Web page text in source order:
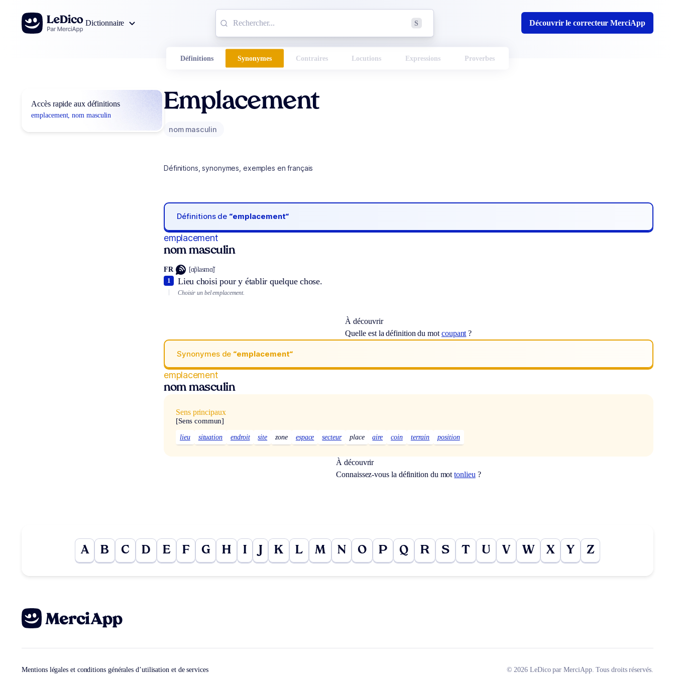
Aller au contenu
Dictionnaire
S Découvrir le correcteur MerciApp
Définitions Synonymes Contraires Locutions Expressions Proverbes
Accès rapide aux définitions
emplacement, nom masculin
Emplacement
nom masculin
Définitions, synonymes, exemples en français
Définitions de “emplacement“
emplacement
nom masculin
FR [ɑ̃plasmɑ̃]
Lieu choisi pour y établir quelque chose.
1
Choisir un bel emplacement.
À découvrir
Quelle est la définition du mot coupant ?
Synonymes de “emplacement“
emplacement
nom masculin
Sens principaux
[Sens commun]
lieu situation endroit site zone espace secteur place aire coin terrain position
À découvrir
Connaissez-vous la définition du mottonlieu ?
A B C D E F G H I J K L M N O P Q R S T U V W X Y Z
Mentions légales et conditions générales d’utilisation et de services © 2026 LeDico par MerciApp. Tous droits réservés.